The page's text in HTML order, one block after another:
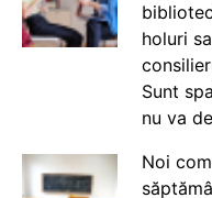
holuri
Sunt
nu va
Noi